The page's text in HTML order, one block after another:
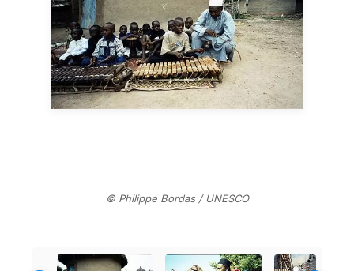
© Philippe Bordas / UNESCO